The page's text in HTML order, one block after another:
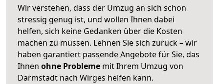
Wir verstehen, dass der Umzug an sich schon
stressig genug ist, und wollen Ihnen dabei
helfen, sich keine Gedanken über die Kosten
machen zu müssen. Lehnen Sie sich zurück – wir
haben garantiert passende Angebote für Sie, das
Ihnen ohne Probleme mit Ihrem Umzug von
Darmstadt nach Wirges helfen kann.